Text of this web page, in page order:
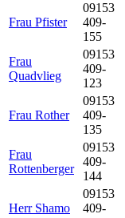
Frau Pfister
09153
409-
155
Frau
Quadvlieg
09153
409-
123
Frau Rother
09153
409-
135
Frau
Rottenberger
09153
409-
144
Herr Shamo
09153
409-